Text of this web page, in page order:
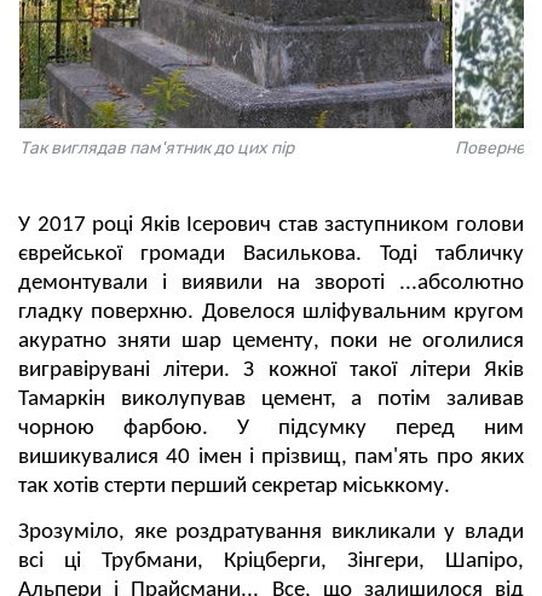
Так виглядав пам'ятник до цих пір
У 2017 році Яків Ісерович став заступником голови
єврейської громади Василькова. Тоді табличку
демонтували і виявили на звороті ...абсолютно
гладку поверхню. Довелося шліфувальним кругом
акуратно зняти шар цементу, поки не оголилися
вигравірувані літери. З кожної такої літери Яків
Тамаркін виколупував цемент, а потім заливав
чорною фарбою. У підсумку перед ним
вишикувалися 40 імен і прізвищ, пам'ять про яких
так хотів стерти перший секретар міськкому.
Зрозуміло, яке роздратування викликали у влади
всі ці Трубмани, Кріцберги, Зінгери, Шапіро,
Альпери і Прайсмани... Все, що залишилося від